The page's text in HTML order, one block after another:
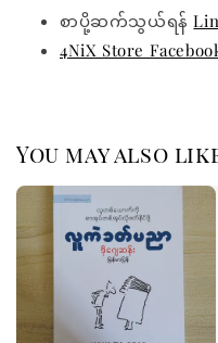
စာပို့ဆက်သွယ်ရန်
4NiX Store
You may also